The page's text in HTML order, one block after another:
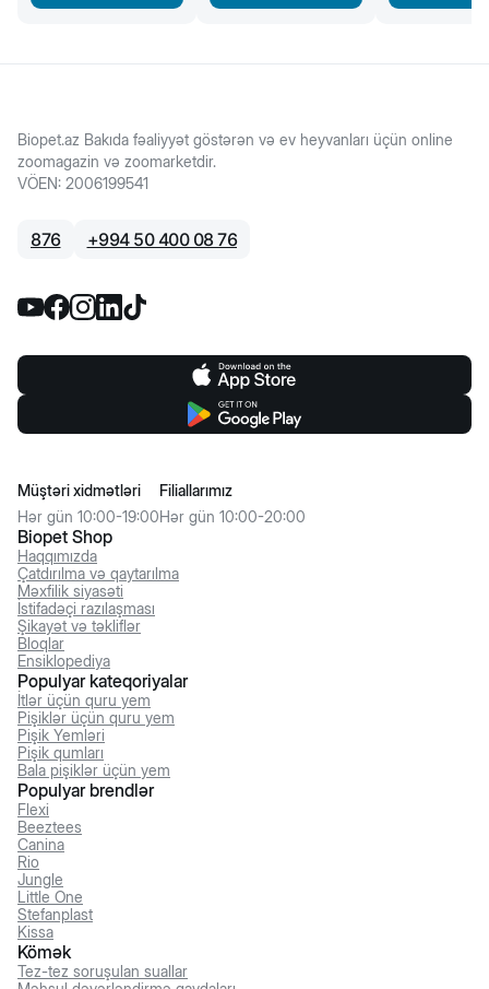
Biopet.az Bakıda fəaliyyət göstərən və ev heyvanları üçün online
zoomagazin və zoomarketdir.
VÖEN: 2006199541
876 +994 50 400 08 76
Biopet Shop
Haqqımızda
Çatdırılma və qaytarılma
Məxfilik siyasəti
İstifadəçi razılaşması
Şikayət və təkliflər
Bloqlar
Ensiklopediya
Müştəri xidmətləri
Hər gün 10:00-19:00
Filiallarımız
Hər gün 10:00-20:00
Populyar kateqoriyalar
İtlər üçün quru yem
Pişiklər üçün quru yem
Pişik Yemləri
Pişik qumları
Bala pişiklər üçün yem
Populyar brendlər
Flexi
Beeztees
Canina
Rio
Jungle
Little One
Stefanplast
Kissa
Kömək
Tez-tez soruşulan suallar